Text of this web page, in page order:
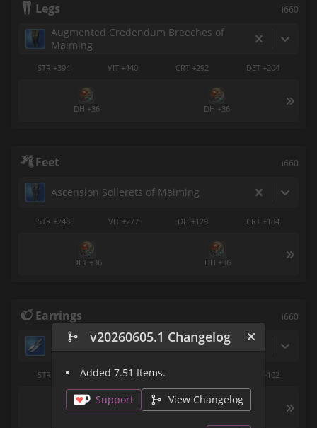
Legs i660
Augmented Credendum Breeches of
Maiming
STR +394 VIT +440 CRT +292 DET +204
DH +36 DH +36
Feet i660
Ascension Sollerets of Maiming
STR +248 VIT +277 DH +129 CRT +184
DET +36 DH +36
Earrings i660
Ascension Earring of Slaying
STR +196 VIT +218 DET +102
v20260605.1 Changelog
Added 7.51 Items.
Support
View Changelog